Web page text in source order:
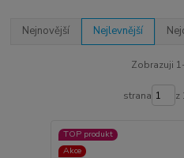
Nejnovější Nejlevnější
Zobrazuji
strana z
TOP produkt
Akce